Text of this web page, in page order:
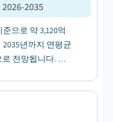
2026-2035
으로 약 3,120억
년까지 연평균
로 전망됩니다. 이